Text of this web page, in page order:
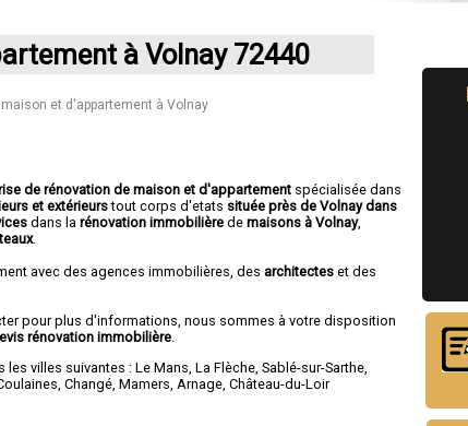
à Volnay 72440
et d'appartement à Volnay
de rénovation de maison et d'appartement spécialisée dans
et extérieurstout corps d'etats située près de Volnay dans
dans larénovation immobilière demaisons à Volnay,
.
avec des agences immobilières, des architectes et des
pour plus d'informations, nous sommes à votre disposition
rénovation immobilière
les villes suivantes :Le Mans ,La Flèche ,Sablé-sur-Sarthe
,Changé ,Mamers Arnage ,Château-du-Loir